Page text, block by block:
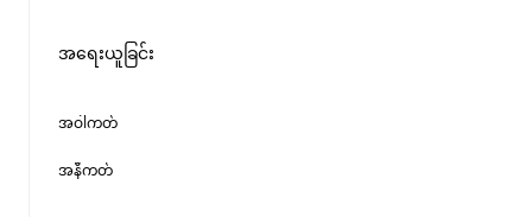
အရေးယူခြင်း
အဝါကတ်
အနီကတ်